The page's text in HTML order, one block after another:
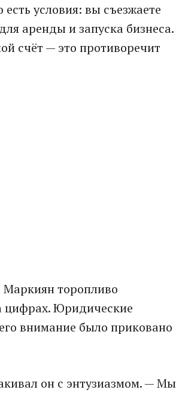
условия: вы съезжаете
аренды и запуска бизнеса.
счёт — это противоречит
Маркиян торопливо
цифрах. Юридические
внимание было приковано
он с энтузиазмом. — Мы